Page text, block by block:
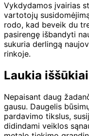
Vykdydamos įvairias
vartotojų
rodo, kad beveik du
pasirengę išbandyti
sukuria derlingą
rinkoje.
Laukia iššūkiai
Nepaisant daug
gausu. Daugelis
pardavimo tikslus,
didindami veiklos